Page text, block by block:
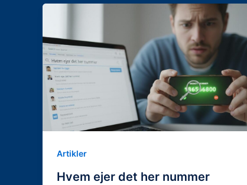
Artikler
Hvem ejer det her nummer